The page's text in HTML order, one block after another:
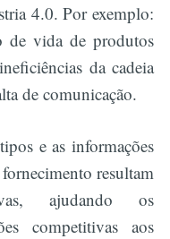
4.0. Por exemplo:
de vida de produtos
da cadeia
de comunicação.
e as informações
resultam
ajudando os
competitivas aos